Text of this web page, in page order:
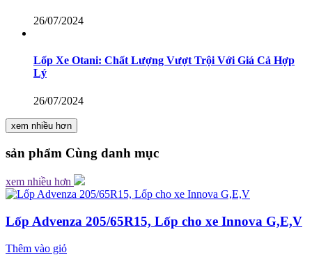
26/07/2024
Lốp Xe Otani: Chất Lượng Vượt Trội Với Giá Cả Hợp
Lý
26/07/2024
xem nhiều hơn
sản phẩm Cùng danh mục
xem nhiều hơn
Lốp Advenza 205/65R15, Lốp cho xe Innova G,E,V
Thêm vào giỏ